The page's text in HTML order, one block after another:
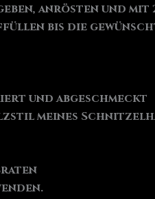
anrösten und mit
bis die
und abgeschmeckt
meines